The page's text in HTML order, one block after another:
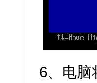
6、电脑